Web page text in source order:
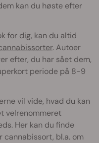
kan du høste efter
for dig, kan du altid
. Autoer
efter, du har sået dem,
periode på 8-9
vil vide, hvad du kan
velrenommeret
Her kan du finde
cannabissort, bl.a. om